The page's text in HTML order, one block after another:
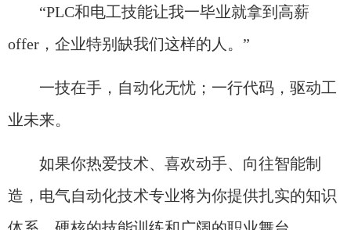
“PLC和电工技能让我一毕业就拿到高薪
offer，企业特别缺我们这样的人。”
一技在手，自动化无忧；一行代码，驱动工
业未来。
如果你热爱技术、喜欢动手、向往智能制
造，电气自动化技术专业将为你提供扎实的知识